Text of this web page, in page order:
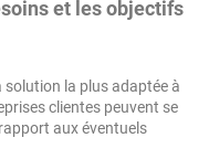
et les objectifs
solution la plus adaptée à
clientes peuvent se
aux éventuels